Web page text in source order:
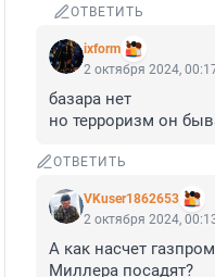
ОТВЕТИТЬ
ixform
2 октября 2024,
базара нет
но терроризм он
ОТВЕТИТЬ
VKuser1862653
2 октября 2024,
А как насчет
Миллера посадят?